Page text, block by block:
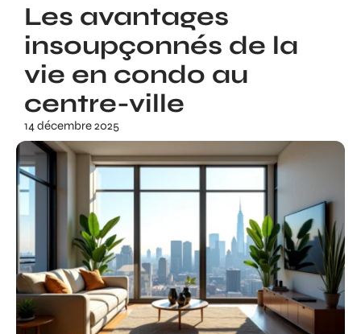
Les avantages
insoupçonnés de la
vie en condo au
centre-ville
14 décembre 2025